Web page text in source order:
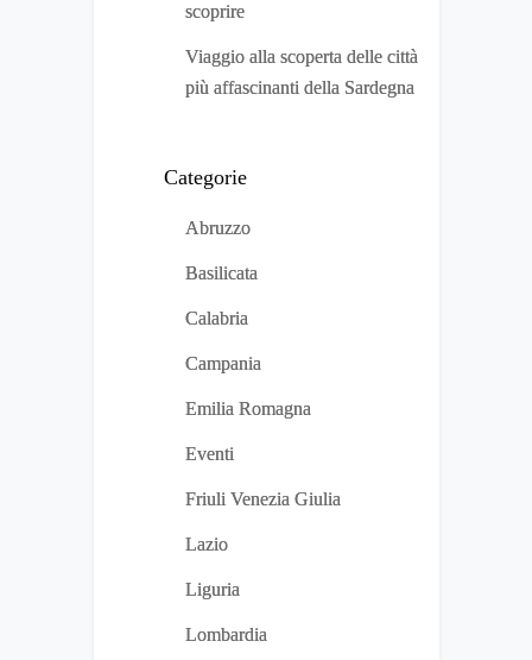
scoprire
Viaggio alla scoperta delle città
più affascinanti della Sardegna
Categorie
Abruzzo
Basilicata
Calabria
Campania
Emilia Romagna
Eventi
Friuli Venezia Giulia
Lazio
Liguria
Lombardia